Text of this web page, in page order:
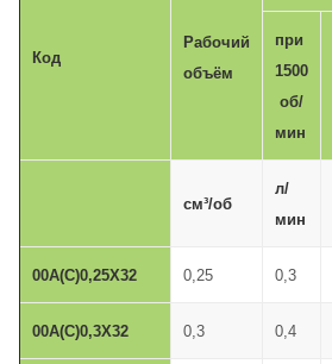
Код
Рабочий
объём
при
1500
об/
мин
см³/об
л/
мин
00A(C)0,25X32 0,25 0,3
00A(C)0,3X32 0,3 0,4